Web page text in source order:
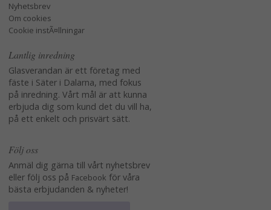
Nyhetsbrev
Om cookies
Cookie instÃ¤llningar
Lantlig inredning
Glasverandan är ett företag med
fäste i Säter i Dalarna, med fokus
på inredning. Vårt mål är att kunna
erbjuda dig som kund det du vill ha,
på ett enkelt och prisvärt sätt.
Följ oss
Anmäl dig gärna till vårt nyhetsbrev
eller följ oss på Facebook för våra
bästa erbjudanden & nyheter!